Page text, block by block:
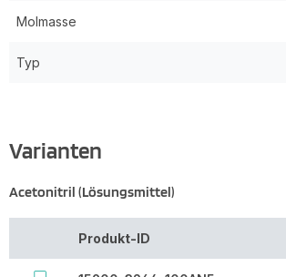
Molmasse
Typ
Varianten
Acetonitril (Lösungsmittel)
Produkt-ID